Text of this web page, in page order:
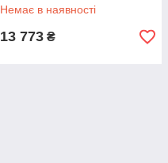
Немає в наявності
13 773 ₴